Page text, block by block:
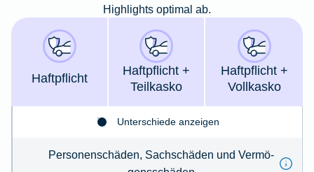
Highlights optimal ab.
Haft­pflicht
Haft­pflicht +
Teil­kasko
Haft­pflicht +
Voll­kasko
Unterschiede anzeigen
Per­sonenschäden, Sachschäden und Ver­mö­